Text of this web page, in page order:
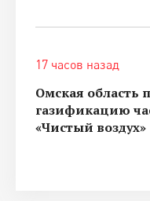
17 часов назад
Омская область
газификацию
«Чистый воздух»